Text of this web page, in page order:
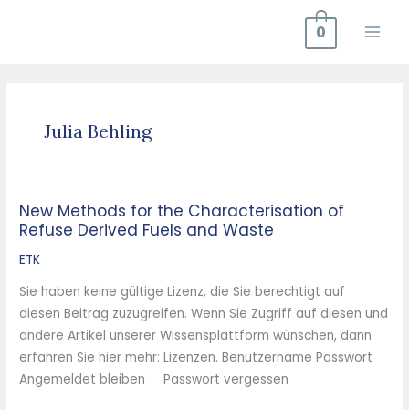
0
Julia Behling
New Methods for the Characterisation of
Refuse Derived Fuels and Waste
ETK
Sie haben keine gültige Lizenz, die Sie berechtigt auf
diesen Beitrag zuzugreifen. Wenn Sie Zugriff auf diesen und
andere Artikel unserer Wissensplattform wünschen, dann
erfahren Sie hier mehr: Lizenzen. Benutzername Passwort
Angemeldet bleiben Passwort vergessen
New
Methods
for
Characterisation
of
Refuse
Derived
Fuels